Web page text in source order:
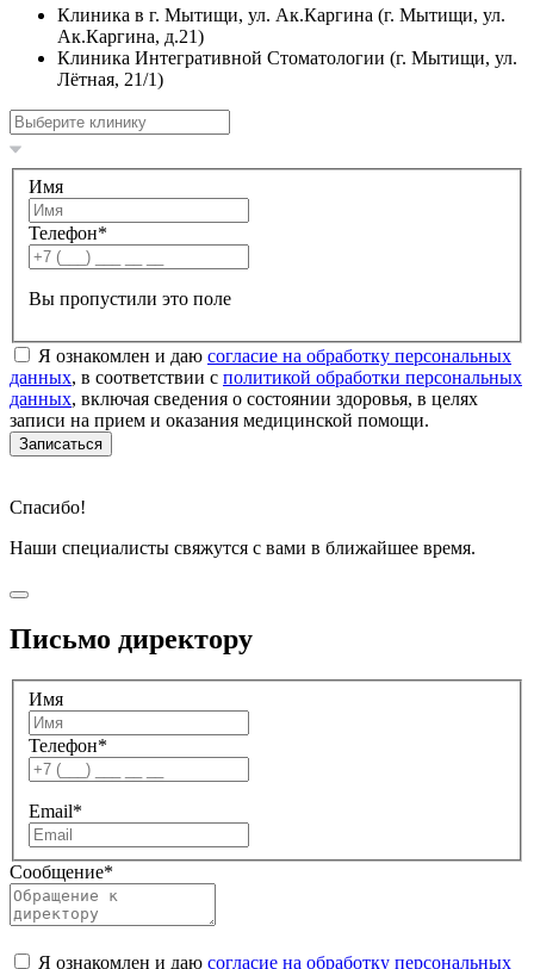
Клиника в г. Мытищи, ул. Ак.Каргина (г. Мытищи, ул.
Ак.Каргина, д.21)
Клиника Интегративной Стоматологии (г. Мытищи, ул.
Лëтная, 21/1)
Имя
Телефон*
Вы пропустили это поле
Я ознакомлен и даю согласие на обработку персональных
данных, в соответствии с политикой обработки персональных
данных, включая сведения о состоянии здоровья, в целях
записи на прием и оказания медицинской помощи.
Записаться
Спасибо!
Наши специалисты свяжутся с вами в ближайшее время.
Письмо директору
Имя
Телефон*
Email*
Сообщение*
Я ознакомлен и даю согласие на обработку персональных